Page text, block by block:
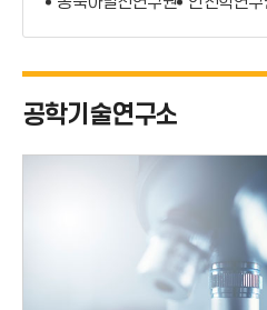
연구소규정
공학기술연구소